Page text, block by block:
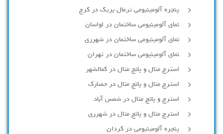
پنجره آلومینیومی ترمال بریک در کرج
نمای آلومینیومی ساختمان در لواسان
نمای آلومینیومی ساختمان در شهرری
نمای آلومینیومی ساختمان در تهران
استرچ متال و پانچ متال در کمالشهر
استرچ متال و پانچ متال در حصارك
استرچ و پانچ متال در شمس آباد
استرچ متال و پانچ متال در شهرری
پنجره آلومینیومی در کردان